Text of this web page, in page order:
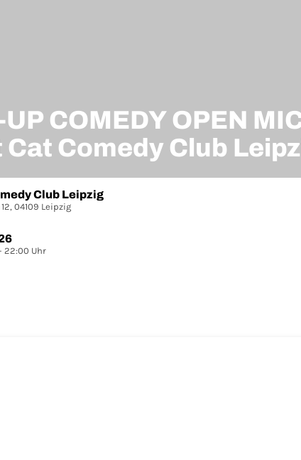
COMEDY OPEN
Cat Comedy Club
Club Leipzig
04109 Leipzig
22:00 Uhr